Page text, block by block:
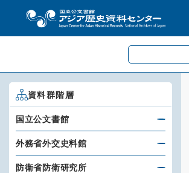
資料群階層
国立公文書館
外務省外交史料館
防衛省防衛研究所